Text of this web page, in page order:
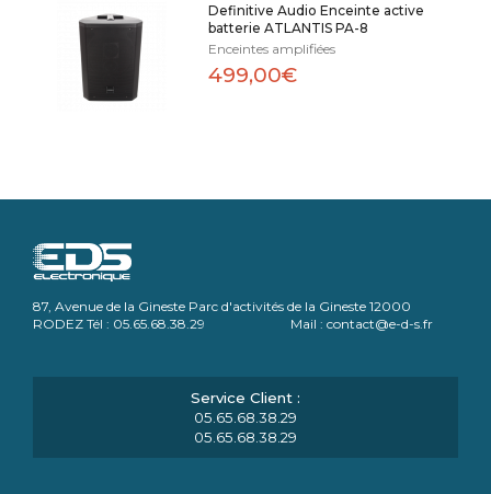
Definitive Audio Enceinte active
batterie ATLANTIS PA-8
Enceintes amplifiées
499,00€
87, Avenue de la Gineste Parc d'activités de la Gineste 12000
RODEZ Tél : 05.65.68.38.29 Mail : contact@e-d-s.fr
05.65.68.38.29
05.65.68.38.29